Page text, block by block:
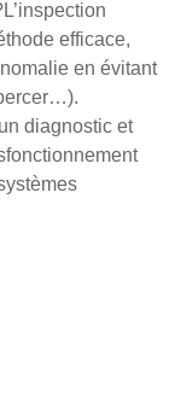
efficace,
en évitant
diagnostic et